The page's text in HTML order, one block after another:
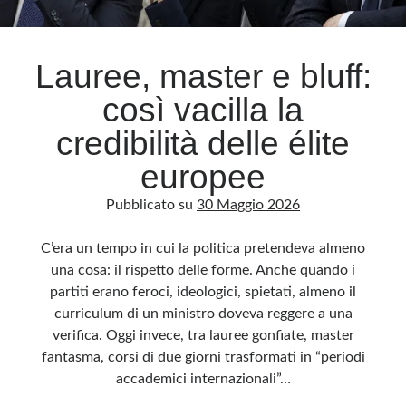
Archivio
Archivi
Categorie
senza alcuna periodicità. Non può pertanto considerarsi un prodotto editoriale ai
sensi della legge n· 62 del 7.03.2001. L’autore non è responsabile di quanto
pubblicato dai lettori nei commenti ai vari post. Saranno comunque cancellati quelli
ritenuti offensivi o lesivi dell’immagine o dell’onorabilità di terzi, di genere spam,
razzisti o che contengano dati personali non conformi al rispetto delle norme sulla
privacy. Alcune immagini inserite in questo blog sono tratte da Internet e, pertanto,
considerate di pubblico dominio. Qualora la loro pubblicazione violasse eventuali
diritti d’autore, vi invito a comunicarlo via e-mail a info[at]dinovalle.it e saranno
immediatamente rimosse. L’autore del blog non è responsabile dei siti collegati
tramite link né del loro contenuto, che può essere soggetto a variazioni nel tempo.
Lauree, master e bluff:
così vacilla la
credibilità delle élite
europee
Pubblicato su 30 Maggio 2026
C’era un tempo in cui la politica pretendeva almeno
una cosa: il rispetto delle forme. Anche quando i
partiti erano feroci, ideologici, spietati, almeno il
curriculum di un ministro doveva reggere a una
verifica. Oggi invece, tra lauree gonfiate, master
fantasma, corsi di due giorni trasformati in “periodi
accademici internazionali”…